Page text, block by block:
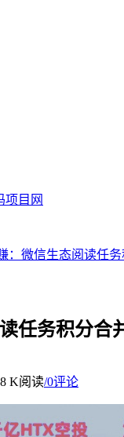
项目网
：微信生态阅读任
任务积分合
K阅读/0评论